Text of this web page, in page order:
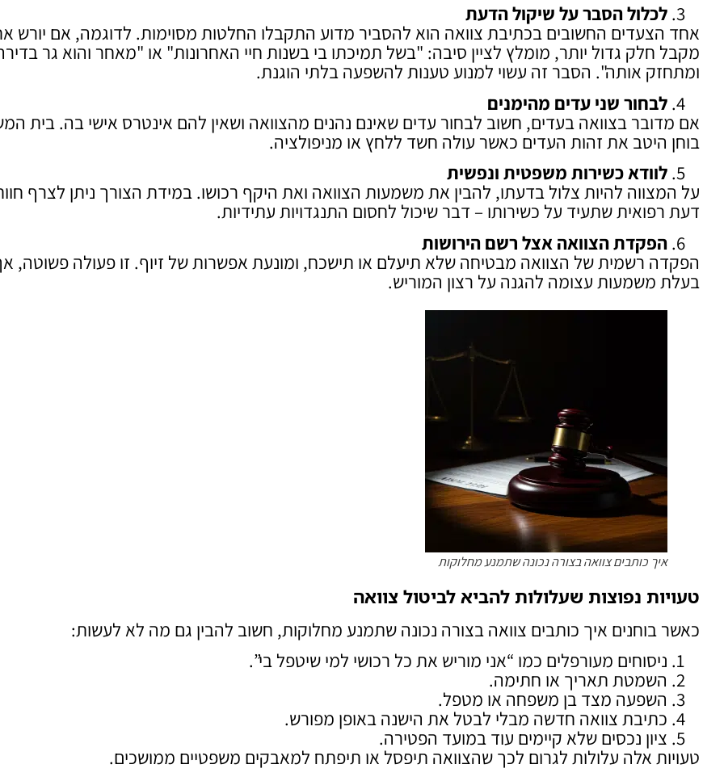
לכלול הסבר על שיקול הדעת
אחד הצעדים החשובים בכתיבת צוואה הוא להסביר מדוע התקבלו החלטות מסוימות. לדוגמה, אם יורש
מקבל חלק גדול יותר, מומלץ לציין סיבה: "בשל תמיכתו בי בשנות חיי האחרונות" או "מאחר והוא גר
ומתחזק אותה". הסבר זה עשוי למנוע טענות להשפעה בלתי הוגנת.
לבחור שני עדים מהימנים
אם מדובר בצוואה בעדים, חשוב לבחור עדים שאינם נהנים מהצוואה ושאין להם אינטרס אישי בה. בית
בוחן היטב את זהות העדים כאשר עולה חשד ללחץ או מניפולציה.
לוודא כשירות משפטית ונפשית
על המצווה להיות צלול בדעתו, להבין את משמעות הצוואה ואת היקף רכושו. במידת הצורך ניתן לצרף
דעת רפואית שתעיד על כשירותו – דבר שיכול לחסום התנגדויות עתידיות.
הפקדת הצוואה אצל רשם הירושות
הפקדה רשמית של הצוואה מבטיחה שלא תיעלם או תישכח, ומונעת אפשרות של זיוף. זו פעולה פשוטה,
בעלת משמעות עצומה להגנה על רצון המוריש.
איך כותבים צוואה בצורה נכונה שתמנע מחלוקות
טעויות נפוצות שעלולות להביא לביטול צוואה
כאשר בוחנים איך כותבים צוואה בצורה נכונה שתמנע מחלוקות, חשוב להבין גם מה לא לעשות:
ניסוחים מעורפלים כמו “אני מוריש את כל רכושי למי שיטפל בי”.
השמטת תאריך או חתימה.
השפעה מצד בן משפחה או מטפל.
כתיבת צוואה חדשה מבלי לבטל את הישנה באופן מפורש.
ציון נכסים שלא קיימים עוד במועד הפטירה.
טעויות אלה עלולות לגרום לכך שהצוואה תיפסל או תיפתח למאבקים משפטיים ממושכים.